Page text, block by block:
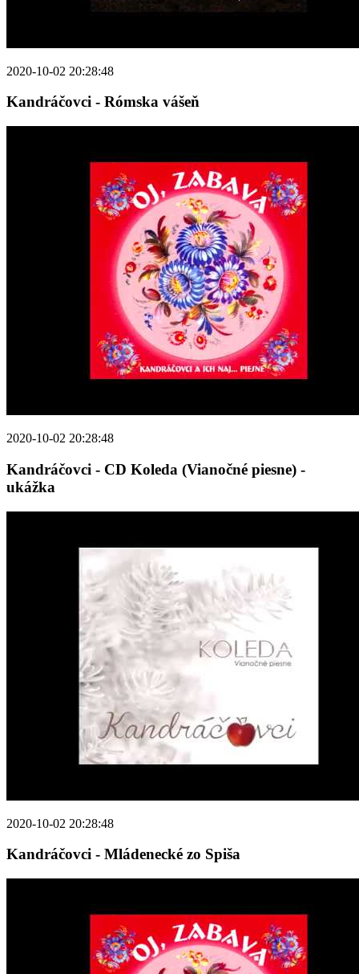
2020-10-02 20:28:48
Kandráčovci - Rómska vášeň
2020-10-02 20:28:48
Kandráčovci - CD Koleda (Vianočné piesne) -
ukážka
2020-10-02 20:28:48
Kandráčovci - Mládenecké zo Spiša